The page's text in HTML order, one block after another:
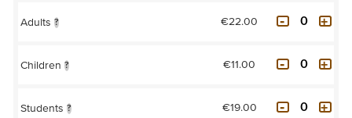
Adults ? €22.00
Children ? €11.00
Students ? €19.00